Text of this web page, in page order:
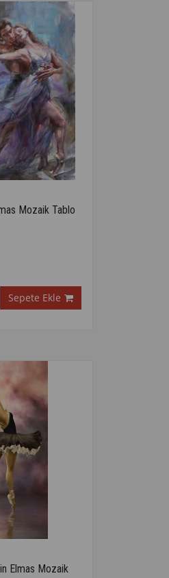
Mozaik Tablo
Sepete Ekle
Elmas Mozaik